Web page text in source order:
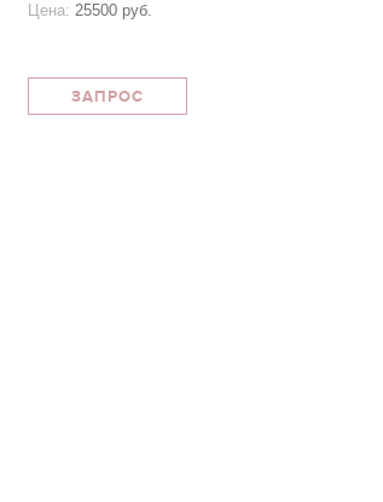
Цена: 25500 руб.
ЗАПРОС